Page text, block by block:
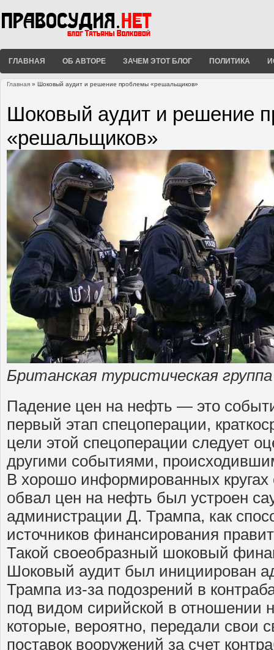
ГЛАВНАЯ ОБ АВТОРЕ ЗАЧЕМ ЭТОТ БЛОГ ПОЛИТИКА
Главная » Шоковый аудит и решение проблемы «решальщиков»
Шоковый аудит и решение
«решальщиков»
Британская туристическая группа
Падение цен на нефть — это
первый этап спецоперации,
цели этой спецоперации следует
другими событиями,
В хорошо информированных
обвал цен на нефть был устроен
администрации Д. Трампа, как
источников финансирования
Такой своеобразный шоковый
Шоковый аудит был инициирован
Трампа из-за подозрений в
под видом сирийской в отношении
которые, вероятно, передали свои
поставок вооружений за счет